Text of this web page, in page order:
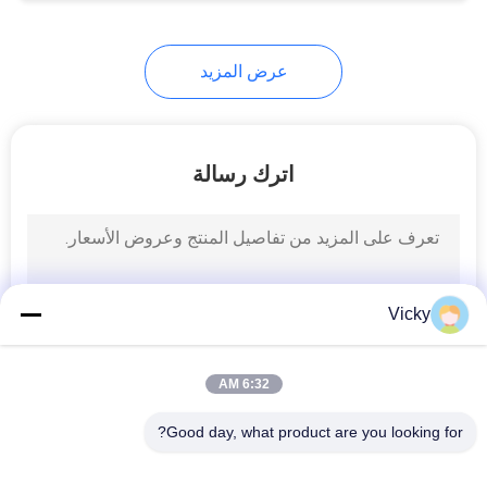
عرض المزيد
اترك رسالة
Vicky
6:32 AM
Good day, what product are you looking for?